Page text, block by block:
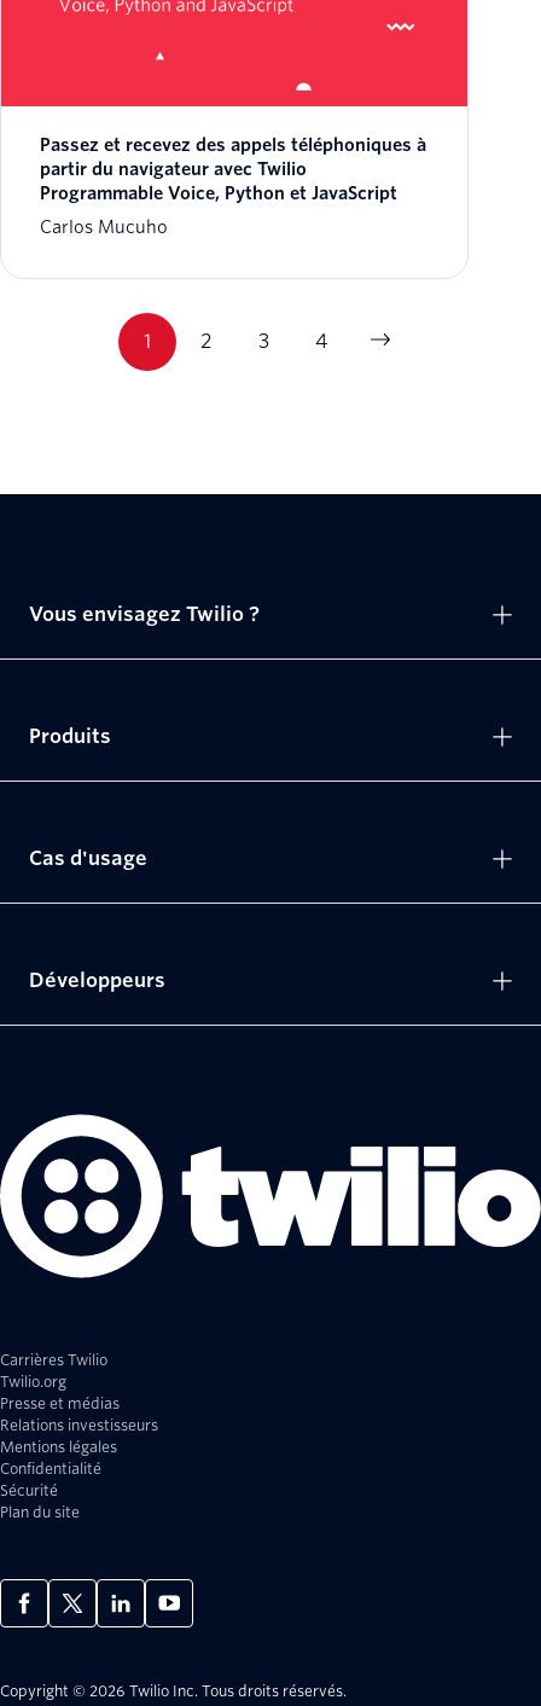
Passez et recevez des appels téléphoniques à
partir du navigateur avec Twilio
Programmable Voice, Python et JavaScript
Carlos Mucuho
1 2 3 4
Carrières Twilio
Twilio.org
Presse et médias
Relations investisseurs
Mentions légales
Confidentialité
Sécurité
Plan du site
Copyright © 2026 Twilio Inc. Tous droits réservés.
Vous envisagez Twilio ?
Produits
Cas d'usage
Développeurs